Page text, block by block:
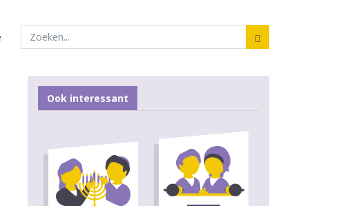
Ook interessant